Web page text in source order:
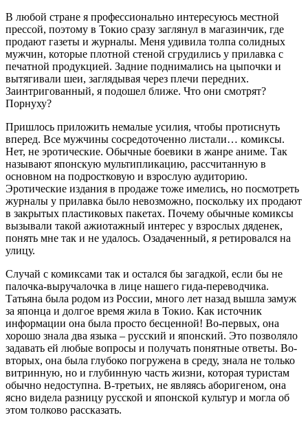
В любой стране я профессионально интересуюсь местной
прессой, поэтому в Токио сразу заглянул в магазинчик, где
продают газеты и журналы. Меня удивила толпа солидных
мужчин, которые плотной стеной сгрудились у прилавка с
печатной продукцией. Задние поднимались на цыпочки и
вытягивали шеи, заглядывая через плечи передних.
Заинтригованный, я подошел ближе. Что они смотрят?
Порнуху?
Пришлось приложить немалые усилия, чтобы протиснуть
вперед. Все мужчины сосредоточенно листали… комиксы.
Нет, не эротические. Обычные боевики в жанре аниме. Так
называют японскую мультипликацию, рассчитанную в
основном на подростковую и взрослую аудиторию.
Эротические издания в продаже тоже имелись, но посмотреть
журналы у прилавка было невозможно, поскольку их продают
в закрытых пластиковых пакетах. Почему обычные комиксы
вызывали такой ажиотажный интерес у взрослых дяденек,
понять мне так и не удалось. Озадаченный, я ретировался на
улицу.
Случай с комиксами так и остался бы загадкой, если бы не
палочка-выручалочка в лице нашего гида-переводчика.
Татьяна была родом из России, много лет назад вышла замуж
за японца и долгое время жила в Токио. Как источник
информации она была просто бесценной! Во-первых, она
хорошо знала два языка – русский и японский. Это позволяло
задавать ей любые вопросы и получать понятные ответы. Во-
вторых, она была глубоко погружена в среду, знала не только
витринную, но и глубинную часть жизни, которая туристам
обычно недоступна. В-третьих, не являясь аборигеном, она
ясно видела разницу русской и японской культур и могла об
этом толково рассказать.